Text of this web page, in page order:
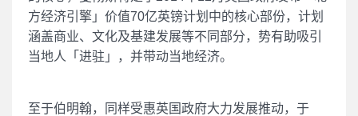
方经济引擎」价值70亿英镑计划中的核心部份，计划
涵盖商业、文化及基建发展等不同部分，势有助吸引
当地人「进驻」，并带动当地经济。
至于伯明翰，同样受惠英国政府大力发展推动，于